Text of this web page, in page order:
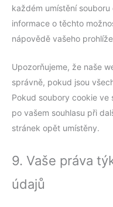
každém umístění
informace o těchto
nápovědě vašeho
Upozorňujeme, že naše
správně, pokud jsou
Pokud soubory cookie
po vašem souhlasu při
stránek opět umístěny.
9. Vaše práva
údajů